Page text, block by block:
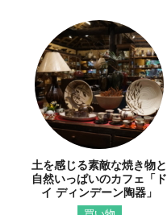
土を感じる素敵な焼き物と
自然いっぱいのカフェ「ド
イ ディンデーン陶器」